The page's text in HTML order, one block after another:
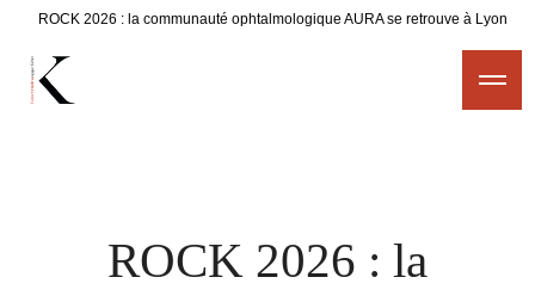
ROCK 2026 : la communauté ophtalmologique AURA se retrouve à Lyon
ROCK 2026 : la